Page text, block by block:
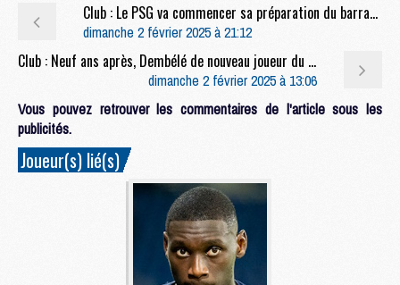
Club : Le PSG va commencer sa préparation du barrage contre Brest par... du repos
dimanche 2 février 2025 à 21:12
Club : Neuf ans après, Dembélé de nouveau joueur du mois ?
dimanche 2 février 2025 à 13:06
Vous pouvez retrouver les commentaires de l'article sous les
publicités.
Joueur(s) lié(s)